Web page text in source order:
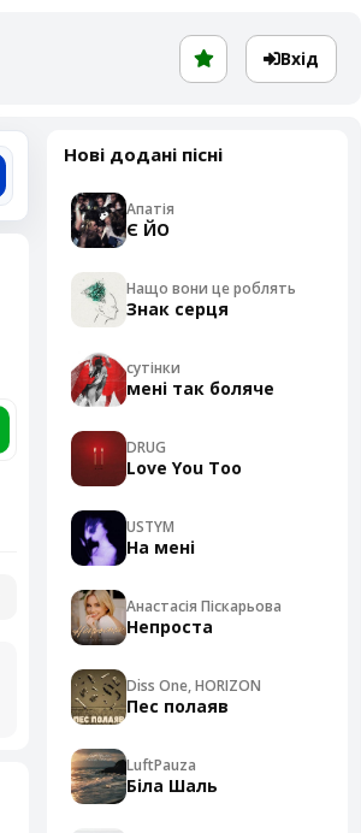
Вхід
Нові додані пісні
Апатія
Є ЙО
Нащо вони це роблять
Знак серця
сутінки
мені так боляче
DRUG
Love You Too
USTYM
На мені
Анастасія Піскарьова
Непроста
Diss One, HORIZON
Пес полаяв
LuftPauza
Біла Шаль